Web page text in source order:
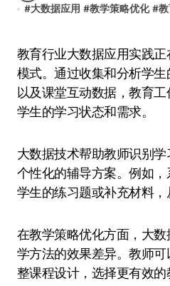
#大数据应用 #教学策略优化 #
教育行业大数据应用实践正在逐步改变传统的教学
模式。通过收集和分析学
以及课堂互动数据，教育
学生的学习状态和需求。
大数据技术帮助教师识别
个性化的辅导方案。例如
学生的练习题或补充材料，
在教学策略优化方面，大
学方法的效果差异。教师
整课程设计，选择更有效的